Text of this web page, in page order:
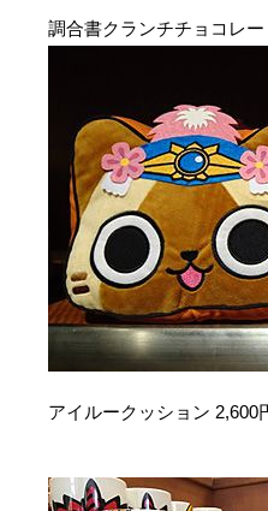
調合書クランチチョコレー
アイルークッション 2,600